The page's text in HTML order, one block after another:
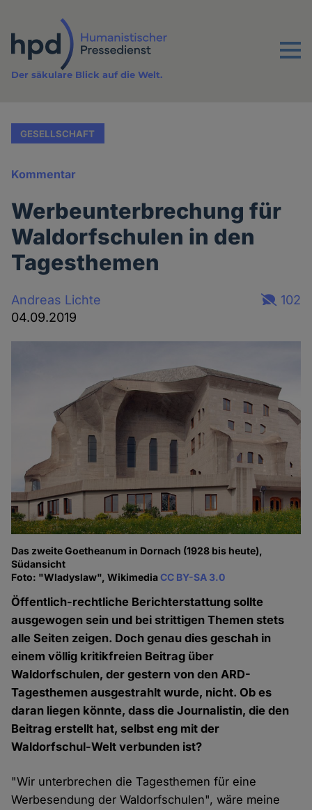
Inhalt
Menu
Der säkulare Blick auf die Welt.
GESELLSCHAFT
Kommentar
Werbeunterbrechung für
Waldorfschulen in den
Tagesthemen
Andreas Lichte
04.09.2019
102
Das zweite Goetheanum in Dornach (1928 bis heute),
Südansicht
Foto: "Wladyslaw", WikimediaCC BY-SA 3.0
Öffentlich-rechtliche Berichterstattung sollte
ausgewogen sein und bei strittigen Themen stets
alle Seiten zeigen. Doch genau dies geschah in
einem völlig kritikfreien Beitrag über
Waldorfschulen, der gestern von den ARD-
Tagesthemen ausgestrahlt wurde, nicht. Ob es
daran liegen könnte, dass die Journalistin, die den
Beitrag erstellt hat, selbst eng mit der
Waldorfschul-Welt verbunden ist?
"Wir unterbrechen die Tagesthemen für eine
Werbesendung der Waldorfschulen", wäre meine